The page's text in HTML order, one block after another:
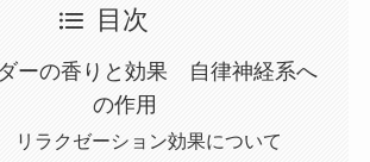
目次
ーの香りと効果 自律神経系へ
の作用
リラクゼーション効果について